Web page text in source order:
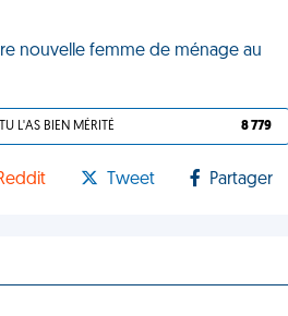
nouvelle femme de ménage au
TU L'AS BIEN MÉRITÉ 8 779
Tweet Partager